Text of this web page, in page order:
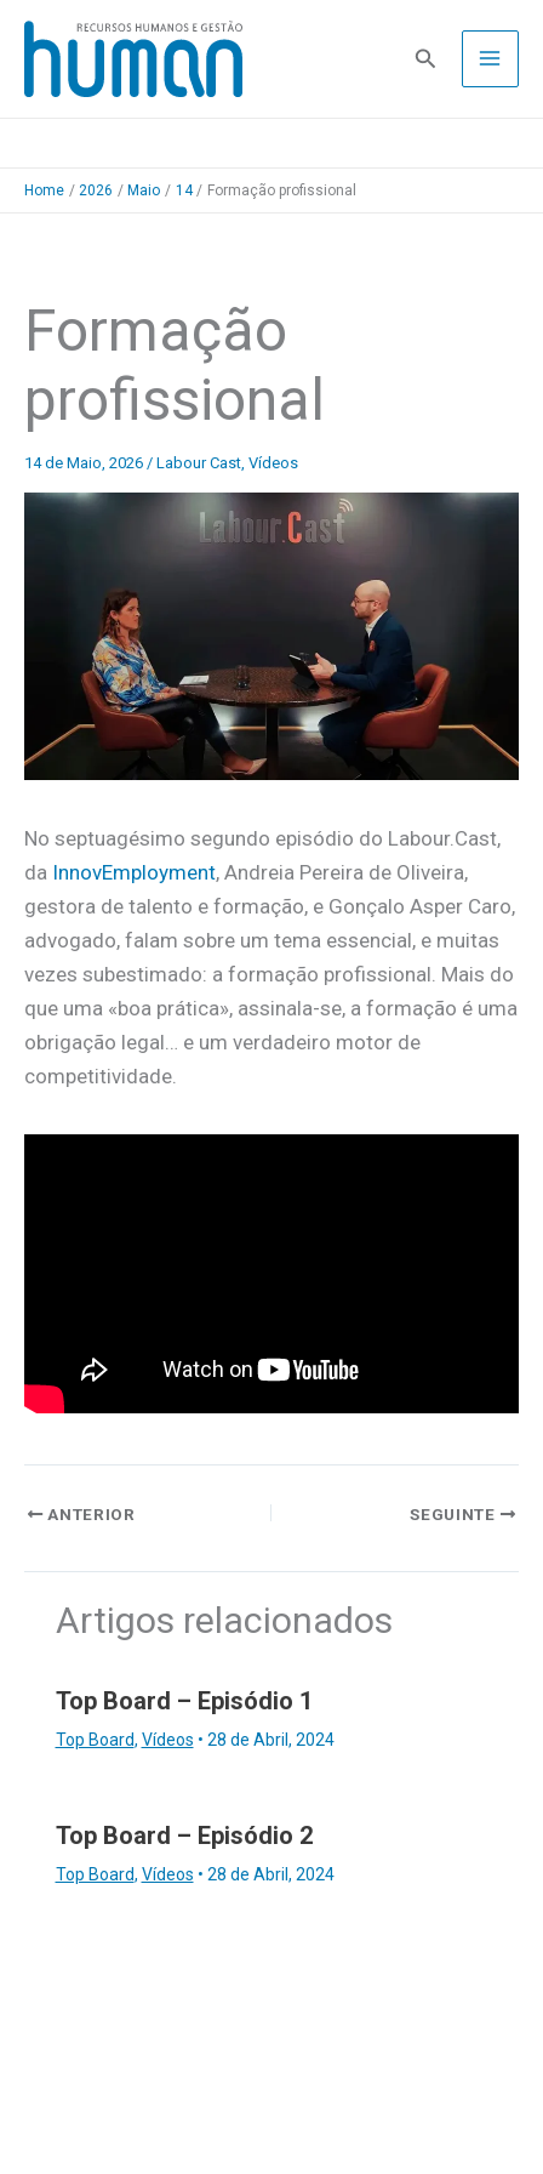
Skip
content
Pesquisa
Home 2026 Maio 14 Formação profissional
Formação
profissional
14 de Maio, 2026 / Labour Cast Vídeos
No septuagésimo segundo episódio do Labour.Cast,
da InnovEmployment, Andreia Pereira de Oliveira,
gestora de talento e formação, e Gonçalo Asper Caro,
advogado, falam sobre um tema essencial, e muitas
vezes subestimado: a formação profissional. Mais do
que uma «boa prática», assinala-se, a formação é uma
obrigação legal… e um verdadeiro motor de
competitividade.
ANTERIOR SEGUINTE
Artigos relacionados
Top Board – Episódio 1
Top Board, Vídeos • 28 de Abril, 2024
Top Board – Episódio 2
Top Board, Vídeos • 28 de Abril, 2024